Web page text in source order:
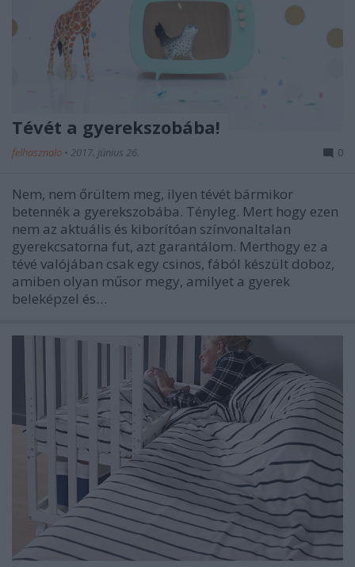
Tévét a gyerekszobába!
felhasznalo • 2017. június 26. 0
Nem, nem őrültem meg, ilyen tévét bármikor
betennék a gyerekszobába. Tényleg. Mert hogy ezen
nem az aktuális és kiborítóan színvonaltalan
gyerekcsatorna fut, azt garantálom. Merthogy ez a
tévé valójában csak egy csinos, fából készült doboz,
amiben olyan műsor megy, amilyet a gyerek
beleképzel és…